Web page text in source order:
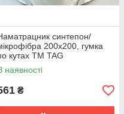
синтепон/
200х200, гумка
кутах TM TAG
наявності
₴